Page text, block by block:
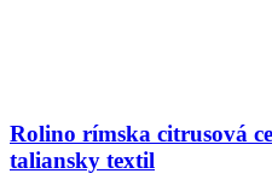
Rolino rímska citrusová
taliansky textil